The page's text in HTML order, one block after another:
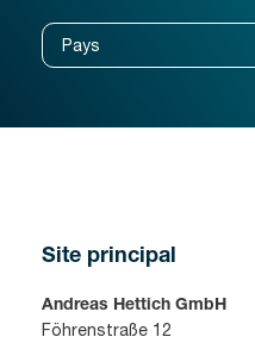
Téléchargements
Site principal
Andreas Hettich GmbH
Föhrenstraße 12